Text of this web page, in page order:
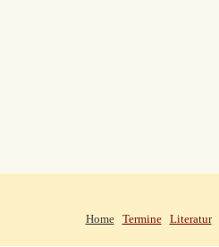
Home
Termine Literatur